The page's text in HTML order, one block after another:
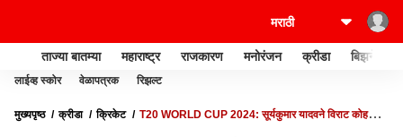
ताज्या बातम्या महाराष्ट्र राजकारण मनोरंजन क्रीडा बिझनेस
लाईव्ह स्कोर वेळापत्रक रिझल्ट
मुख्यपृष्ठ क्रीडा क्रिकेट
T20 WORLD CUP 2024: सूर्यकुमार यादवने विराट कोहली,